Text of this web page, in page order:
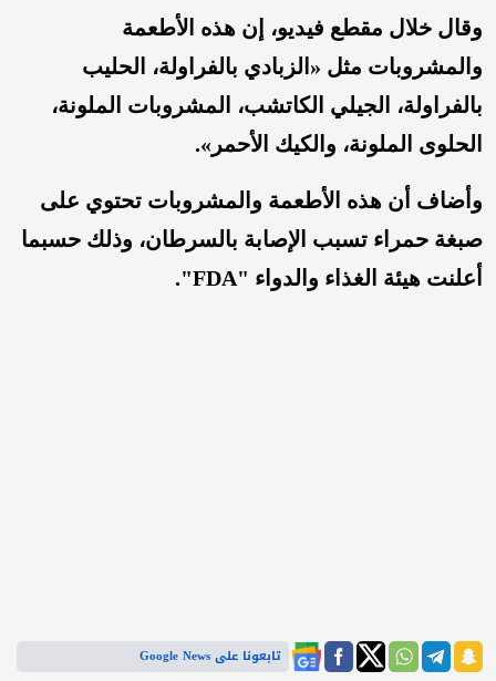
وقال خلال مقطع فيديو، إن هذه الأطعمة
والمشروبات مثل «الزبادي بالفراولة، الحليب
بالفراولة، الجيلي الكاتشب، المشروبات الملونة،
الحلوى الملونة، والكيك الأحمر».
وأضاف أن هذه الأطعمة والمشروبات تحتوي على
صبغة حمراء تسبب الإصابة بالسرطان، وذلك حسبما
أعلنت هيئة الغذاء والدواء "FDA".
تابعونا على Google News